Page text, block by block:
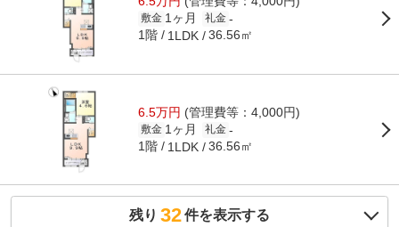
敷金 1ヶ月 礼金 -
1階 1LDK 36.56㎡
6.5万円 (管理費等：4,000円)
敷金 1ヶ月 礼金 -
1階 1LDK 36.56㎡
残り 32件を表示する